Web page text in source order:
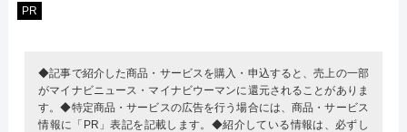
PR
◆記事で紹介した商品・サービスを購入・申込すると、売上の一部
がマイナビニュース・マイナビウーマンに還元されることがありま
す。◆特定商品・サービスの広告を行う場合には、商品・サービス
情報に「PR」表記を記載します。◆紹介している情報は、必ずし